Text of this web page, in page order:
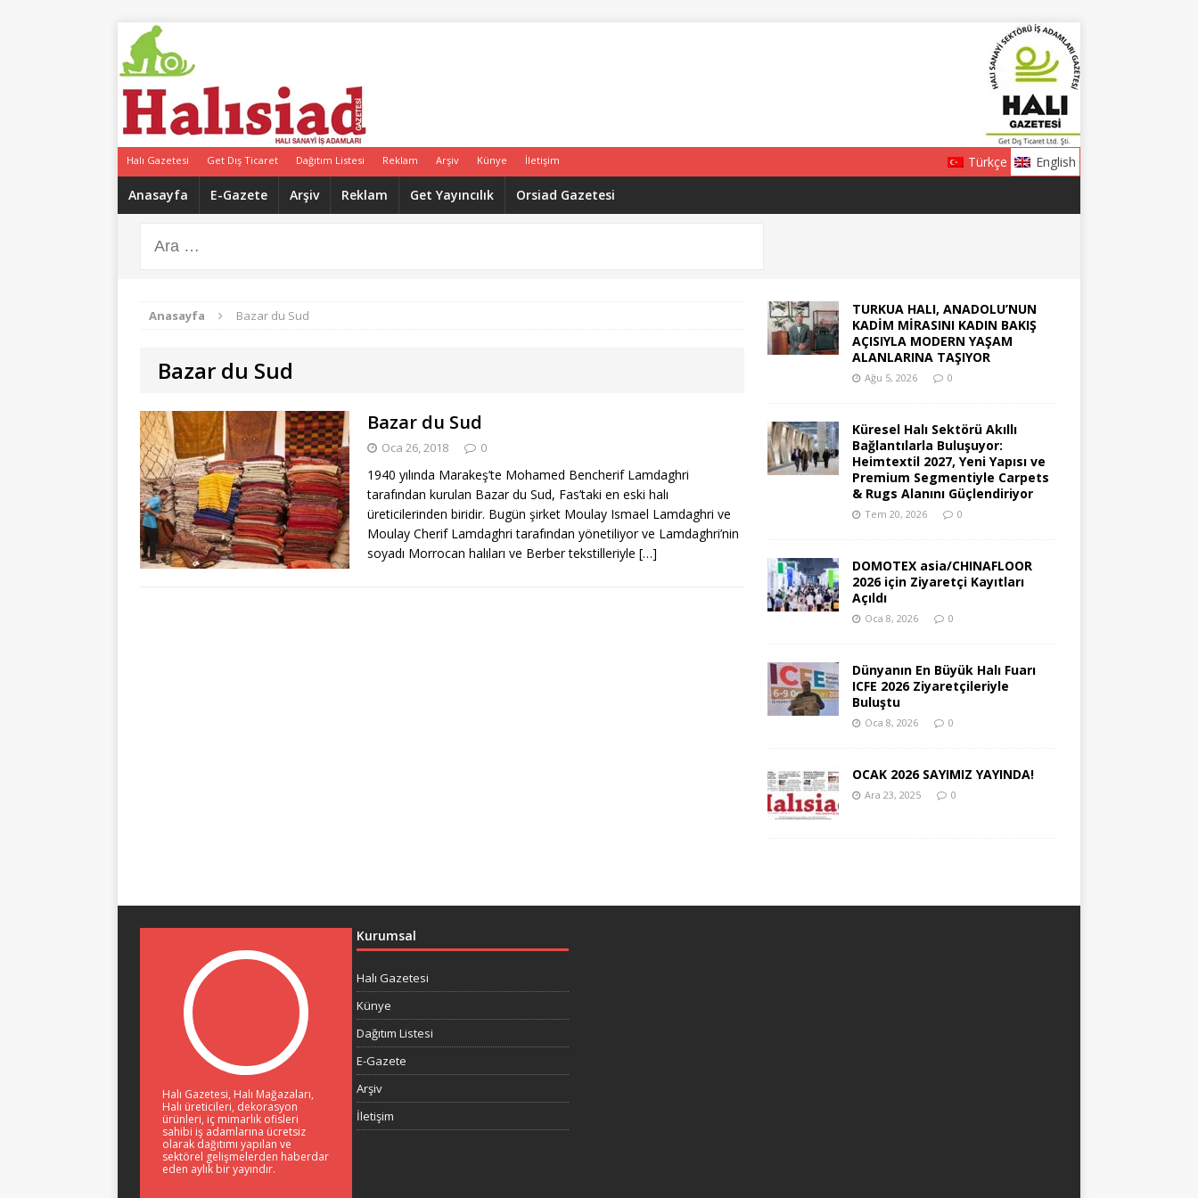
Halı Gazetesi Get Dış Ticaret Dağıtım Listesi Reklam Arşiv Künye İletişim Türkçe
English
Anasayfa
E-Gazete Arşiv Reklam Get Yayıncılık Orsiad Gazetesi
Anasayfa Bazar du Sud
Bazar du Sud
Bazar du Sud
Oca 26, 2018 0
1940 yılında Marakeş’te Mohamed Bencherif Lamdaghri
tarafından kurulan Bazar du Sud, Fas’taki en eski halı
üreticilerinden biridir. Bugün şirket Moulay Ismael Lamdaghri ve
Moulay Cherif Lamdaghri tarafından yönetiliyor ve Lamdaghri’nin
soyadı Morrocan halıları ve Berber tekstilleriyle […]
TURKUA HALI, ANADOLU’NUN
KADİM MİRASINI KADIN BAKIŞ
AÇISIYLA MODERN YAŞAM
ALANLARINA TAŞIYOR
Ağu 5, 2026 0
Küresel Halı Sektörü Akıllı
Bağlantılarla Buluşuyor:
Heimtextil 2027, Yeni Yapısı ve
Premium Segmentiyle Carpets
& Rugs Alanını Güçlendiriyor
Tem 20, 2026 0
DOMOTEX asia/CHINAFLOOR
2026 için Ziyaretçi Kayıtları
Açıldı
Oca 8, 2026 0
Dünyanın En Büyük Halı Fuarı
ICFE 2026 Ziyaretçileriyle
Buluştu
Oca 8, 2026 0
OCAK 2026 SAYIMIZ YAYINDA!
Ara 23, 2025 0
Halı Gazetesi, Halı Mağazaları,
Halı üreticileri, dekorasyon
ürünleri, iç mimarlık ofisleri
sahibi iş adamlarına ücretsiz
olarak dağıtımı yapılan ve
sektörel gelişmelerden haberdar
eden aylık bir yayındır.
Kurumsal
Halı Gazetesi
Künye
Dağıtım Listesi
E-Gazete
Arşiv
İletişim